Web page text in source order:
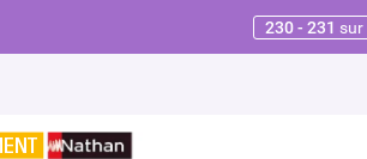
230 - 231 sur